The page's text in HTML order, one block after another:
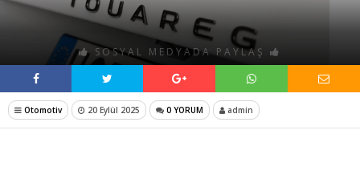
SOSYAL MEDYADA PAYLAŞ
Otomotiv 20 Eylül 2025 0 YORUM admin